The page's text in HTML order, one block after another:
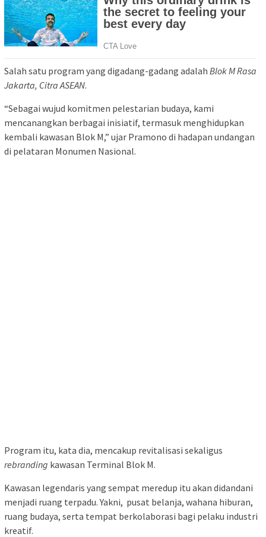
Salah satu program yang digadang-gadang adalah Blok M Rasa
Jakarta, Citra ASEAN.
“Sebagai wujud komitmen pelestarian budaya, kami
mencanangkan berbagai inisiatif, termasuk menghidupkan
kembali kawasan Blok M,” ujar Pramono di hadapan undangan
di pelataran Monumen Nasional.
Program itu, kata dia, mencakup revitalisasi sekaligus
rebranding kawasan Terminal Blok M.
Kawasan legendaris yang sempat meredup itu akan didandani
menjadi ruang terpadu. Yakni, pusat belanja, wahana hiburan,
ruang budaya, serta tempat berkolaborasi bagi pelaku industri
kreatif.